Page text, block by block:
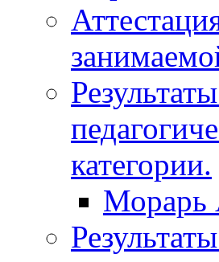
категории.
Морарь